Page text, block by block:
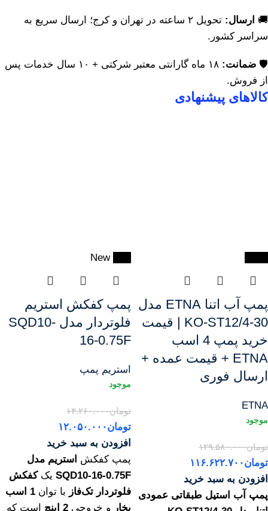
🚚 ارسال:
تحویل ۲ ساعته در تهران و کرج؛ ارسال سریع به
سراسر کشور.
🛡️ ضمانت:
۱۸ ماه گارانتی معتبر شرکتی + ۱۰ سال خدمات پس
از فروش.
کالاهای پیشنهادی
پمپ آب اتنا ETNA مدل
KO-ST12/4-30 | قیمت
خرید پمپ 4 اسب
ETNA + قیمت عمده +
ارسال فوری
ETNA
تومان۱۲۹.۵۸۰.۰۰۰
تومان۱۱۶.۶۲۲.۷۰۰
افزودن به سبد خرید
پمپ آب استیل طبقاتی عمودی
New
پمپ کفکش استریم
فلوتردار مدل SQD10-
16-0.75F
استریم پمپ
تومان۱۳.۲۶۰.۰۰۰
تومان۱۲.۰۵۰.۰۰۰
افزودن به سبد خرید
پمپ کفکش استریم مدل
SQD10-16-0.75F یککفکش
فلوتردار تک‌فاز با توان
1 اسب
بخار و خروجی 2 اینچ است که